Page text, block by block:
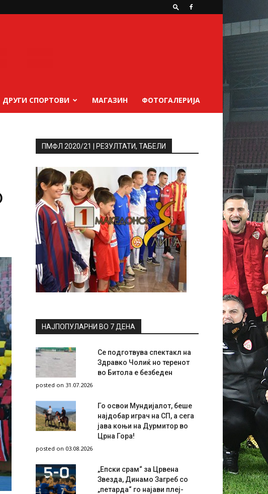
ДРУГИ СПОРТОВИ МАГАЗИН ФОТОГАЛЕРИЈА
ПМФЛ 2020/21 | РЕЗУЛТАТИ, ТАБЕЛИ
НАЈПОПУЛАРНИ ВО 7 ДЕНА
Се подготвува спектакл на
Здравко Чолиќ но теренот
во Битола е безбеден
posted on 31.07.2026
Го освои Мундијалот, беше
најдобар играч на СП, а сега
јава коњи на Дурмитор во
Црна Гора!
posted on 03.08.2026
„Епски срам“ за Црвена
Звезда, Динамо Загреб со
„петарда“ го најави плеј-